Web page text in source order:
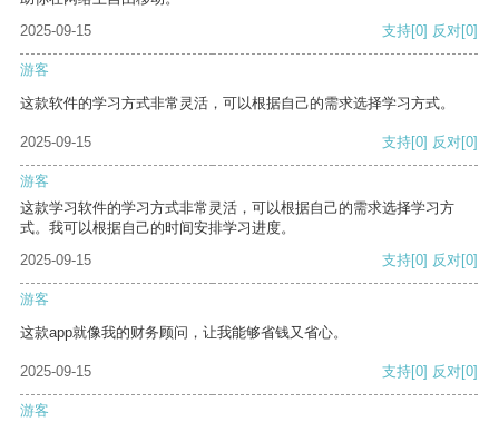
2025-09-15
支持[0] 反对[0]
游客
这款软件的学习方式非常灵活，可以根据自己的需求选择学习方式。
2025-09-15 支持[0] 反对[0]
游客
这款学习软件的学习方式非常灵活，可以根据自己的需求选择学习方
式。我可以根据自己的时间安排学习进度。
2025-09-15
支持[0] 反对[0]
游客
这款app就像我的财务顾问，让我能够省钱又省心。
2025-09-15 支持[0] 反对[0]
游客